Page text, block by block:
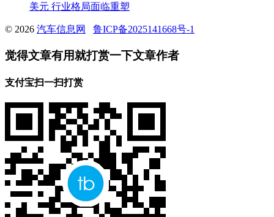
美元 行业格局面临重塑
© 2026 汽车信息网 鲁ICP备2025141668号-1
觉得文章有用就打赏一下文章作者
支付宝扫一扫打赏